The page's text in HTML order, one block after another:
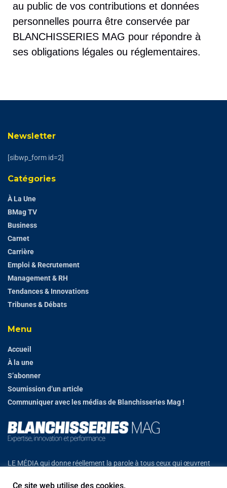
au public de vos contributions et données
personnelles pourra être conservée par
BLANCHISSERIES MAG pour répondre à
ses obligations légales ou réglementaires.
Newsletter
[sibwp_form id=2]
Catégories
À La Une
BMag TV
Business
Carnet
Carrière
Emploi & Recrutement
Management & RH
Tendances & Innovations
Tribunes & Débats
Menu
Accueil
À la une
S’abonner
Soumission d’un article
Communiquer avec les médias de Blanchisseries Mag !
LE MÉDIA qui donne réellement la parole à tous ceux qui œuvrent
Ce site web utilise des cookies.